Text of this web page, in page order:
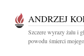
ANDRZEJ
Szczere wyrazy żalu i
powodu śmierci